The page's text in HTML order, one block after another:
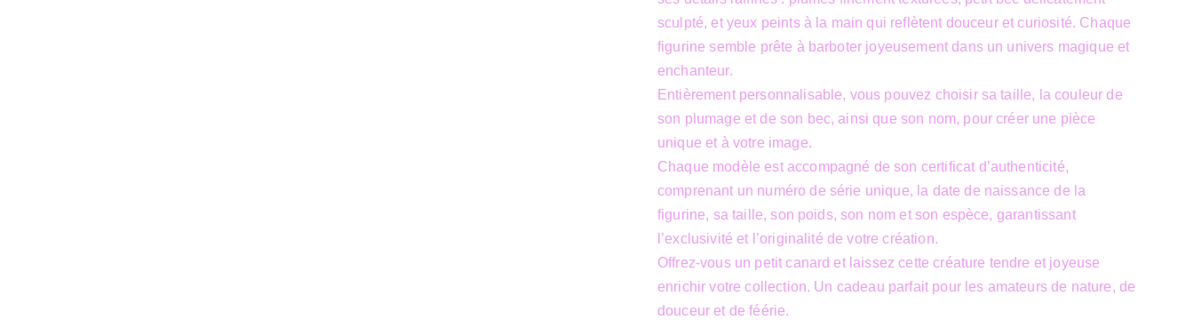
sculpté, et yeux peints à la main qui reflètent douceur et curiosité. Chaque
figurine semble prête à barboter joyeusement dans un univers magique et
enchanteur.
Entièrement personnalisable, vous pouvez choisir sa taille, la couleur de
son plumage et de son bec, ainsi que son nom, pour créer une pièce
unique et à votre image.
Chaque modèle est accompagné de son certificat d’authenticité,
comprenant un numéro de série unique, la date de naissance de la
figurine, sa taille, son poids, son nom et son espèce, garantissant
l’exclusivité et l’originalité de votre création.
Offrez-vous un petit canard et laissez cette créature tendre et joyeuse
enrichir votre collection. Un cadeau parfait pour les amateurs de nature, de
douceur et de féérie.